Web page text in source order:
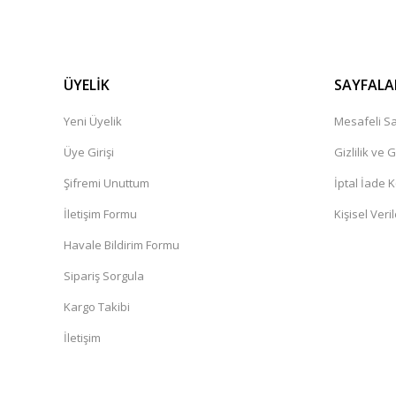
ÜYELİK
Yeni Üyelik
Üye Girişi
Şifremi Unuttum
İletişim Formu
Havale Bildirim Formu
Sipariş Sorgula
Kargo Takibi
İletişim
Mesafeli
Gizlilik ve
İptal İade
Kişisel